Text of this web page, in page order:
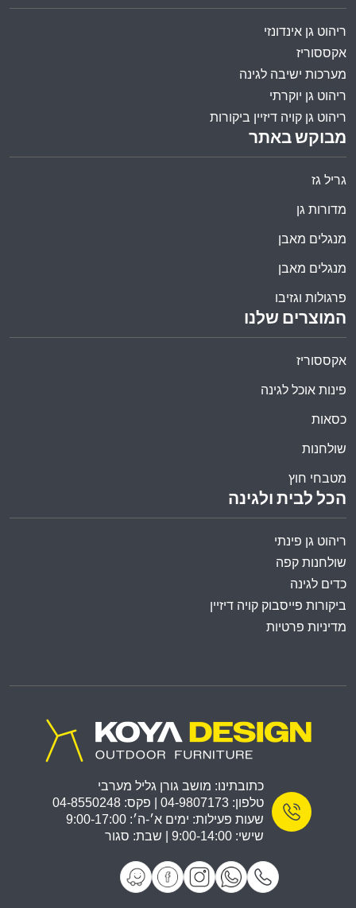
הכל לבית ולגינה
ריהוט גן פינתי
שולחנות קפה
כדים לגינה
ביקורות פייסבוק קויה דיזיין
מדיניות פרטיות
המוצרים שלנו
אקססוריז
פינות אוכל לגינה
כסאות
שולחנות
מטבחי חוץ
מבוקש באתר
גריל גז
מדורות גן
מנגלים מאבן
מנגלים מאבן
פרגולות וגזיבו
ריהוט גן אינדונזי
אקססוריז
מערכות ישיבה לגינה
ריהוט גן יוקרתי
ריהוט גן קויה דיזיין ביקורות
כתובתינו: מושב גורן גליל מערבי
טלפון: 04-9807173 | פקס: 04-8550248
שעות פעילות: ימים א׳-ה׳: 9:00-17:00
שישי: 9:00-14:00 | שבת: סגור